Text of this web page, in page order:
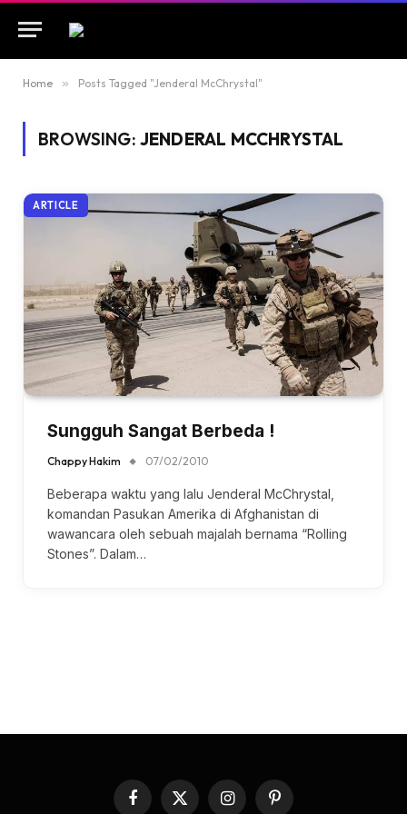
Home » Posts Tagged "Jenderal McChrystal"
BROWSING: JENDERAL MCCHRYSTAL
ARTICLE
Sungguh Sangat Berbeda !
Chappy Hakim 07/02/2010
Beberapa waktu yang lalu Jenderal McChrystal,
komandan Pasukan Amerika di Afghanistan di
wawancara oleh sebuah majalah bernama “Rolling
Stones”. Dalam…
Facebook
X InstagramPinterest